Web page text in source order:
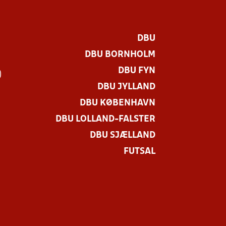
DBU
DBU BORNHOLM
DBU FYN
DBU JYLLAND
DBU KØBENHAVN
DBU LOLLAND-FALSTER
DBU SJÆLLAND
FUTSAL